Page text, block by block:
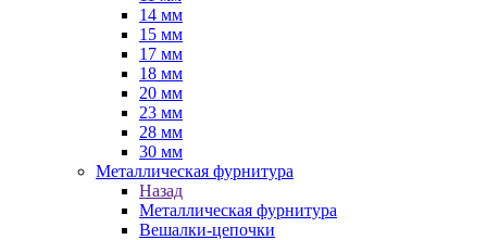
14 мм
15 мм
17 мм
18 мм
20 мм
23 мм
28 мм
30 мм
Металлическая фурнитура
Назад
Металлическая фурнитура
Вешалки-цепочки